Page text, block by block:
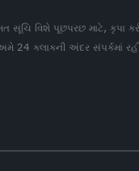
સૂચિ વિશે પૂછપરછ માટે, કૃપા
કલાકની અંદર સંપર્કમાં